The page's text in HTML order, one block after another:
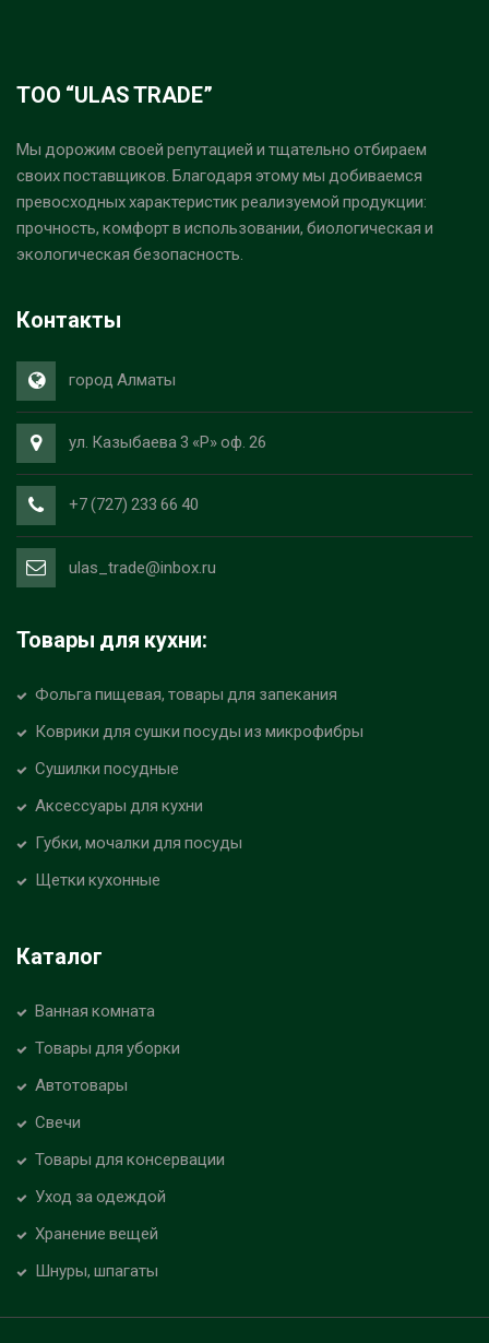
ТОО “ULAS TRADE”
Мы дорожим своей репутацией и тщательно отбираем
своих поставщиков. Благодаря этому мы добиваемся
превосходных характеристик реализуемой продукции:
прочность, комфорт в использовании, биологическая и
экологическая безопасность.
Контакты
город Алматы
ул. Казыбаева 3 «Р» оф. 26
+7 (727) 233 66 40
ulas_trade@inbox.ru
Товары для кухни:
Фольга пищевая, товары для запекания
Коврики для сушки посуды из микрофибры
Сушилки посудные
Аксессуары для кухни
Губки, мочалки для посуды
Щетки кухонные
Каталог
Ванная комната
Товары для уборки
Автотовары
Свечи
Товары для консервации
Уход за одеждой
Хранение вещей
Шнуры, шпагаты